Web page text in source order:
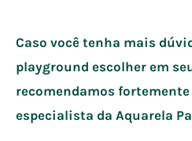
Caso você tenha mais
playground escolher em
recomendamos
especialista da Aquarela